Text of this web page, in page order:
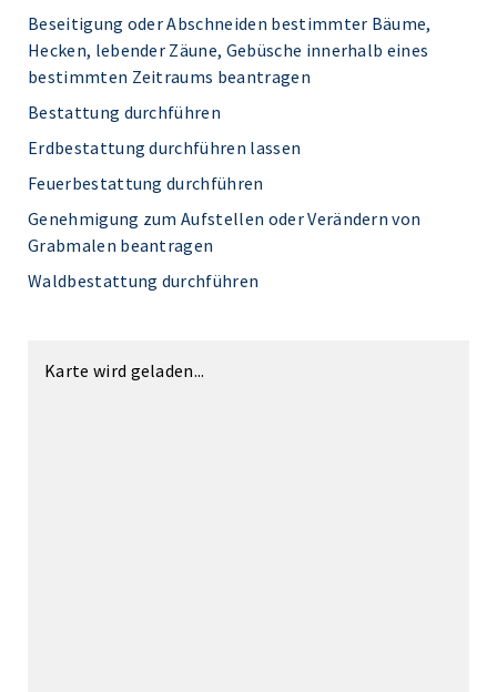
Beseitigung oder Abschneiden bestimmter Bäume,
Hecken, lebender Zäune, Gebüsche innerhalb eines
bestimmten Zeitraums beantragen
Bestattung durchführen
Erdbestattung durchführen lassen
Feuerbestattung durchführen
Genehmigung zum Aufstellen oder Verändern von
Grabmalen beantragen
Waldbestattung durchführen
Karte wird geladen...